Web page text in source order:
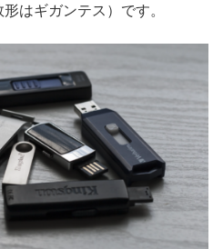
はギガンテス）です。